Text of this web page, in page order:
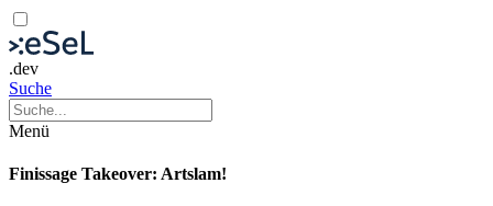
.dev
Suche
Menü
Finissage Takeover: Artslam!